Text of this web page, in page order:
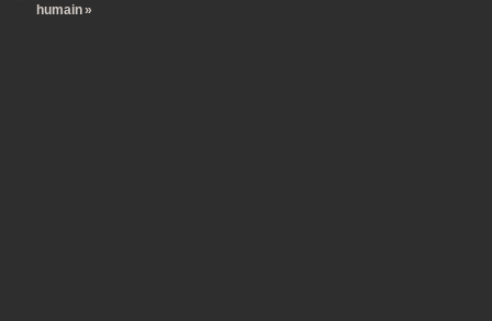
humain »